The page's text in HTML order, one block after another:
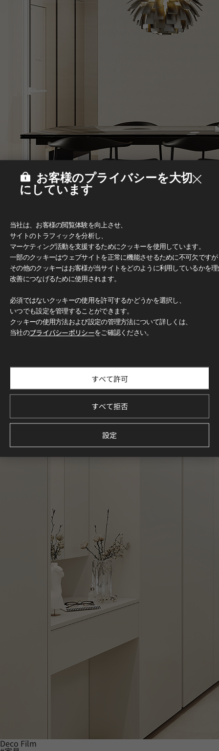
#家具
Deco Film
お客様のプライバシーを大切
にしています
当社は、お客様の閲覧体験を向上させ、
サイトのトラフィックを分析し、
マーケティング活動を支援するためにクッキーを使用しています。
一部のクッキーはウェブサイトを正常に機能させるために不可欠です
その他のクッキーはお客様が当サイトをどのように利用しているかを
改善につなげるために使用されます。
必須ではないクッキーの使用を許可するかどうかを選択し、
いつでも設定を管理することができます。
クッキーの使用方法および設定の管理方法について詳しくは、
当社のプライバシーポリシーをご確認ください。
すべて許可
すべて拒否
設定